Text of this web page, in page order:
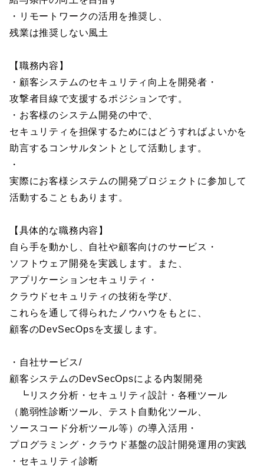
・リモートワークの活用を推奨し、
残業は推奨しない風土
【職務内容】
・顧客システムのセキュリティ向上を開発者・
攻撃者目線で支援するポジションです。
・お客様のシステム開発の中で、
セキュリティを担保するためにはどうすればよいかを
助言するコンサルタントとして活動します。
・
実際にお客様システムの開発プロジェクトに参加して
活動することもあります。
【具体的な職務内容】
自ら手を動かし、自社や顧客向けのサービス・
ソフトウェア開発を実践します。また、
アプリケーションセキュリティ・
クラウドセキュリティの技術を学び、
これらを通して得られたノウハウをもとに、
顧客のDevSecOpsを支援します。
・自社サービス/
顧客システムのDevSecOpsによる内製開発
┗リスク分析・セキュリティ設計・各種ツール
（脆弱性診断ツール、テスト自動化ツール、
ソースコード分析ツール等）の導入活用・
プログラミング・クラウド基盤の設計開発運用の実践
・セキュリティ診断